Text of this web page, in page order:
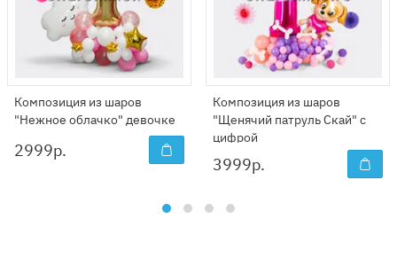
Композиция из шаров
"Нежное облачко" девочке
2999р.
Композиция из шаров
"Щенячий патруль Скай" с
цифрой
3999р.